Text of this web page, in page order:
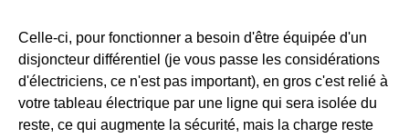
Celle-ci, pour fonctionner a besoin d'être équipée d'un
disjoncteur différentiel (je vous passe les considérations
d'électriciens, ce n'est pas important), en gros c'est relié à
votre tableau électrique par une ligne qui sera isolée du
reste, ce qui augmente la sécurité, mais la charge reste